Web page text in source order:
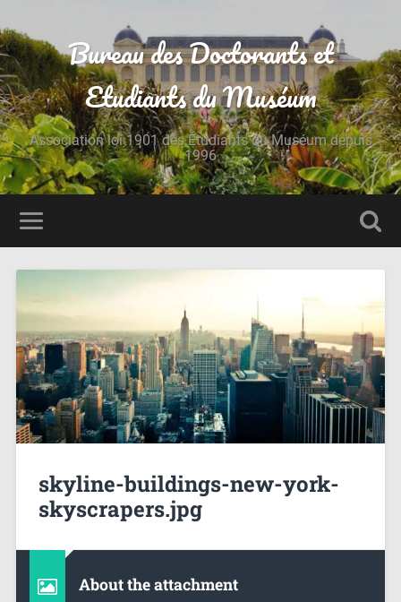
Bureau des Doctorants et
Etudiants du Muséum
Association loi 1901 des Étudiants du Muséum depuis
1996
skyline-buildings-new-york-
skyscrapers.jpg
About the attachment